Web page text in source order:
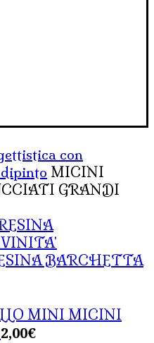
con
MICINI
GRANDI
BARCHETTA
MICINI
2,00€